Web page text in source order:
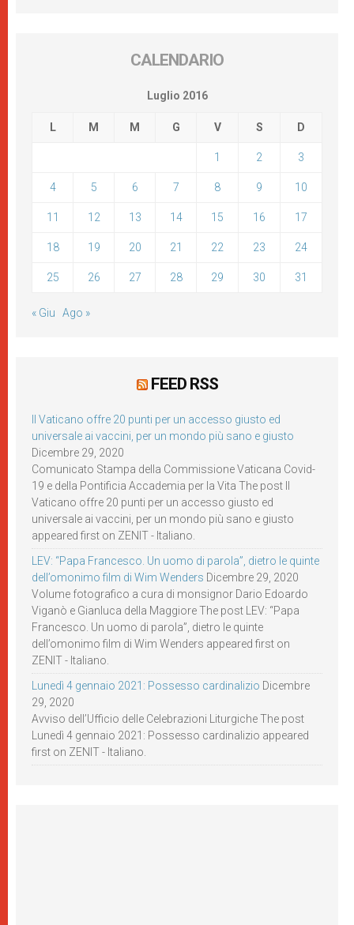
CALENDARIO
Luglio 2016
L M M G V S D
1 2 3
4 5 6 7 8 9 10
11 12 13 14 15 16 17
18 19 20 21 22 23 24
25 26 27 28 29 30 31
« Giu Ago »
FEED RSS
Il Vaticano offre 20 punti per un accesso giusto ed
universale ai vaccini, per un mondo più sano e giusto
Dicembre 29, 2020
Comunicato Stampa della Commissione Vaticana Covid-
19 e della Pontificia Accademia per la Vita The post Il
Vaticano offre 20 punti per un accesso giusto ed
universale ai vaccini, per un mondo più sano e giusto
appeared first on ZENIT - Italiano.
LEV: “Papa Francesco. Un uomo di parola”, dietro le quinte
dell’omonimo film di Wim Wenders Dicembre 29, 2020
Volume fotografico a cura di monsignor Dario Edoardo
Viganò e Gianluca della Maggiore The post LEV: “Papa
Francesco. Un uomo di parola”, dietro le quinte
dell’omonimo film di Wim Wenders appeared first on
ZENIT - Italiano.
Lunedì 4 gennaio 2021: Possesso cardinalizio Dicembre
29, 2020
Avviso dell’Ufficio delle Celebrazioni Liturgiche The post
Lunedì 4 gennaio 2021: Possesso cardinalizio appeared
first on ZENIT - Italiano.